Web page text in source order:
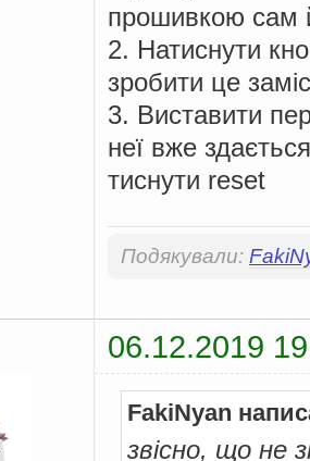
прошивкою сам
2. Натиснути
зробити це
3. Виставити
неї вже
тиснути reset
Подякували:
06.12.2019
FakiNyan
звісно, що не